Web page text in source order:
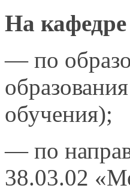
На кафедре
— по
обучения);
— по
38.03.02